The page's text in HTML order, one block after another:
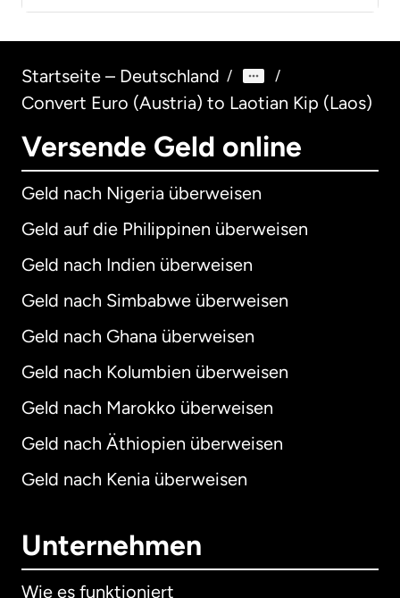
Startseite – Deutschland / /
Convert Euro (Austria) to Laotian Kip (Laos)
Versende Geld online
Geld nach Nigeria überweisen
Geld auf die Philippinen überweisen
Geld nach Indien überweisen
Geld nach Simbabwe überweisen
Geld nach Ghana überweisen
Geld nach Kolumbien überweisen
Geld nach Marokko überweisen
Geld nach Äthiopien überweisen
Geld nach Kenia überweisen
Unternehmen
Wie es funktioniert